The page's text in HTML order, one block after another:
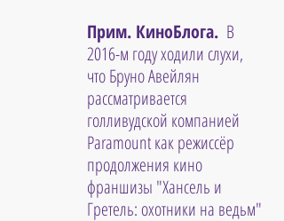
Прим. КиноБлога. В
2016-м году ходили слухи,
что Бруно Авейлян
рассматривается
голливудской компанией
Paramount как режиссёр
продолжения кино
франшизы "Хансель и
Гретель: охотники на ведьм"